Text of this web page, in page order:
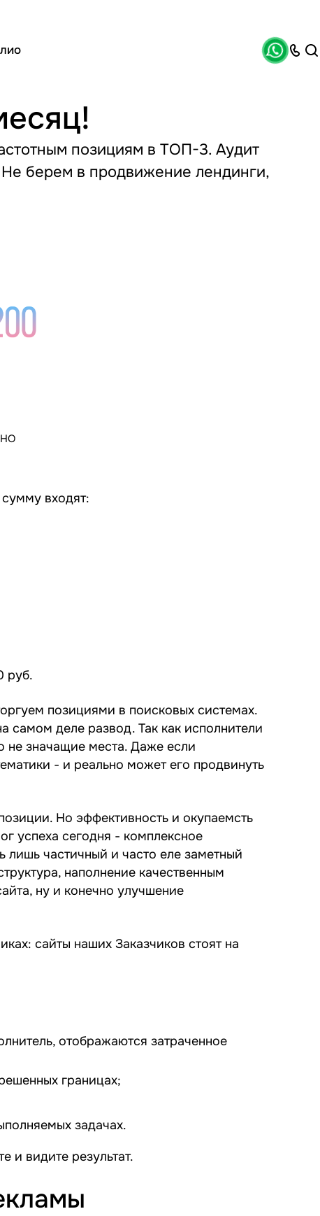
позициям в ТОП-3. Аудит
Не берем в продвижение лендинги,
входят:
руб.
позициями в поисковых системах.
самом деле развод. Так как исполнители
не значащие места. Даже если
- и реально может его продвинуть
Но эффективность и окупаемсть
успеха сегодня - комплексное
частичный и часто еле заметный
наполнение качественным
ну и конечно улучшение
сайты наших Заказчиков стоят на
отображаются затраченное
границах;
задачах.
и видите результат.